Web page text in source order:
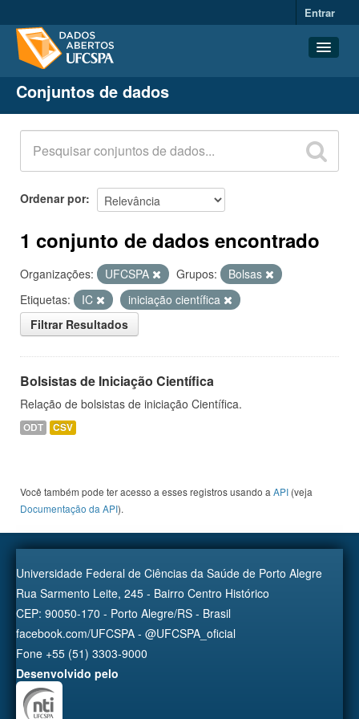
Entrar
Conjuntos de dados
Organizações
Grupos
Sobre
Conjuntos de dados
Ordenar por
1 conjunto de dados encontrado
Organizações: UFCSPA Grupos:
Bolsas
Etiquetas:
IC
iniciação científica
Filtrar Resultados
Bolsistas de Iniciação Científica
Relação de bolsistas de iniciação Científica.
ODT CSV
Você também pode ter acesso a esses registros usando a API (veja
Documentação da API).
Universidade Federal de Ciências da Saúde de Porto Alegre
Rua Sarmento Leite, 245 - Bairro Centro Histórico
CEP: 90050-170 - Porto Alegre/RS - Brasil
facebook.com/UFCSPA - @UFCSPA_oficial
Fone +55 (51) 3303-9000
Desenvolvido pelo